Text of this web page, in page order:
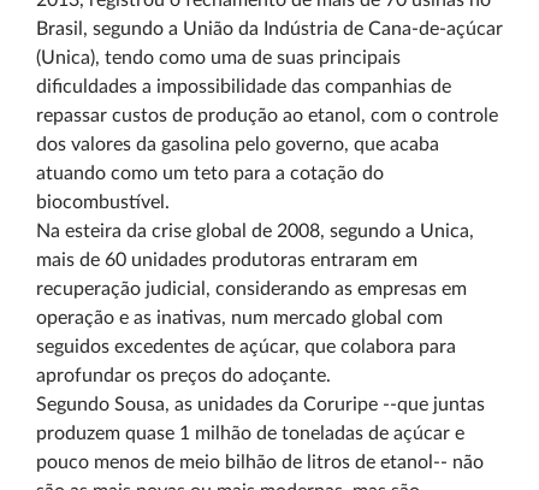
Brasil, segundo a União da Indústria de Cana-de-açúcar
(Unica), tendo como uma de suas principais
dificuldades a impossibilidade das companhias de
repassar custos de produção ao etanol, com o controle
dos valores da gasolina pelo governo, que acaba
atuando como um teto para a cotação do
biocombustível.
Na esteira da crise global de 2008, segundo a Unica,
mais de 60 unidades produtoras entraram em
recuperação judicial, considerando as empresas em
operação e as inativas, num mercado global com
seguidos excedentes de açúcar, que colabora para
aprofundar os preços do adoçante.
Segundo Sousa, as unidades da Coruripe --que juntas
produzem quase 1 milhão de toneladas de açúcar e
pouco menos de meio bilhão de litros de etanol-- não